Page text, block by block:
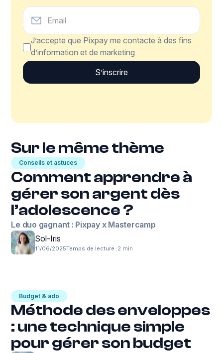
J’accepte que Pixpay me contacte à des fins
d’information et de marketing
Sur le même thème
Conseils et astuces
Comment apprendre à
gérer son argent dès
l’adolescence ?
Le duo gagnant : Pixpay x Mastercamp
Sol-Iris
11/06/2025Temps de lecture :2 min
Budget & ado
Méthode des enveloppes
: une technique simple
pour gérer son budget